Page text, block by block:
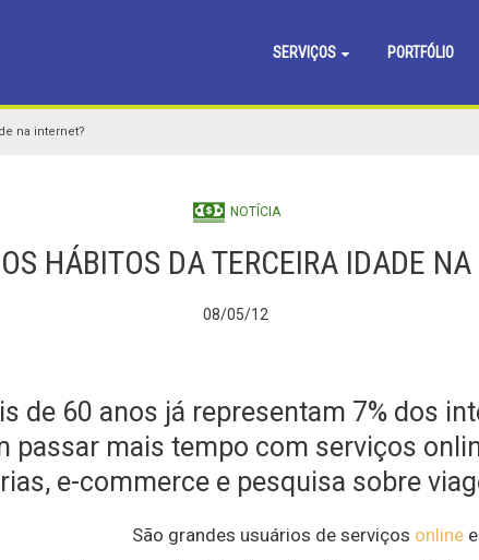
SERVIÇOS PORTFÓLIO
na internet?
NOTÍCIA
HÁBITOS DA TERCEIRA IDADE
08/05/12
de 60 anos já representam 7% dos
passar mais tempo com serviços
e-commerce e pesquisa sobre
São grandes usuários de serviços onlinee